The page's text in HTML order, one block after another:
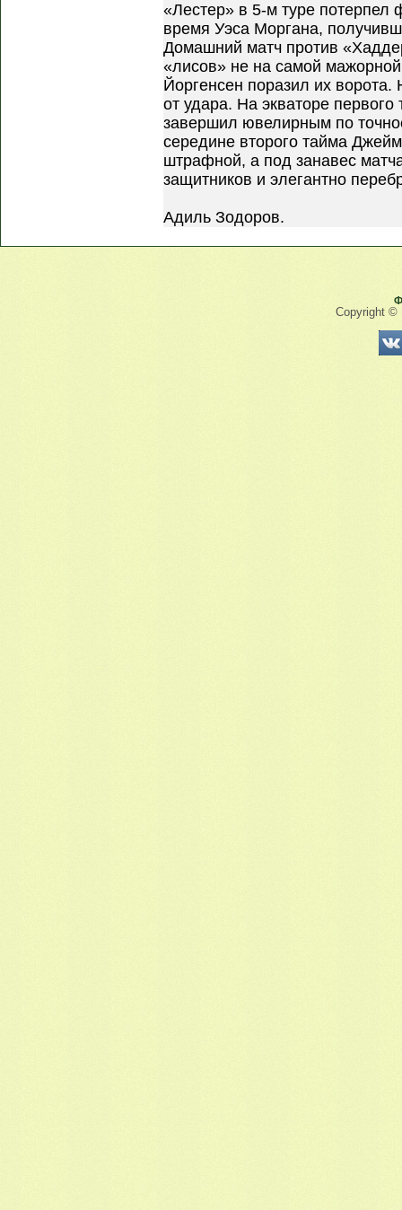
«Лестер» в 5-м туре потерпел
время Уэса Моргана,
Домашний матч против
«лисов» не на самой
Йоргенсен поразил их
от удара. На экваторе
завершил ювелирным по
середине второго тайма
штрафной, а под занавес
защитников и элегантно
Адиль Зодоров.
Copyright ©